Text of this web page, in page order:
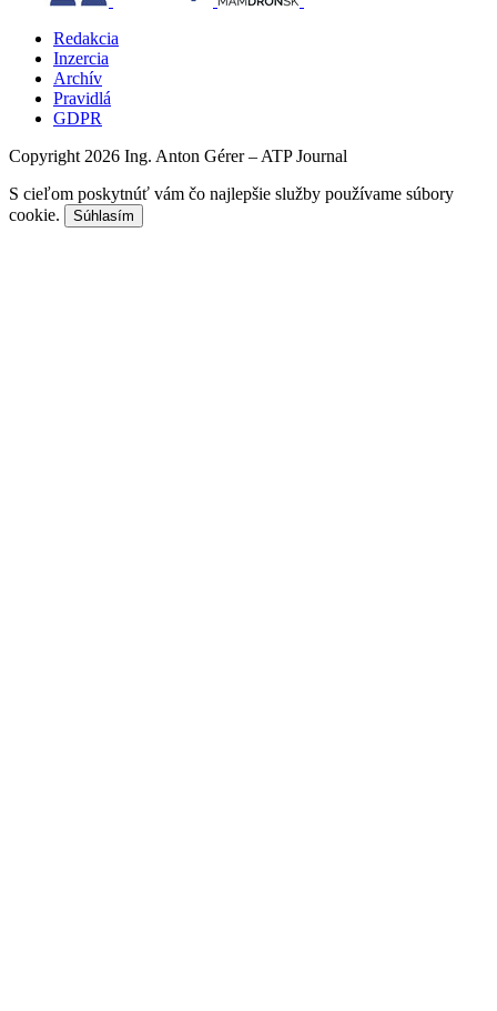
Redakcia
Inzercia
Archív
Pravidlá
GDPR
Copyright 2026 Ing. Anton Gérer – ATP Journal
S cieľom poskytnúť vám čo najlepšie služby používame súbory
cookie.
Súhlasím